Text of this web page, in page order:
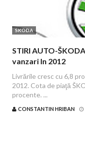
SKODA
STIRI AUTO-
vanzari In 2012
Livrările cresc cu 6,8
2012. Cota de piaţă
procente. ...
CONSTANTIN HRIBAN